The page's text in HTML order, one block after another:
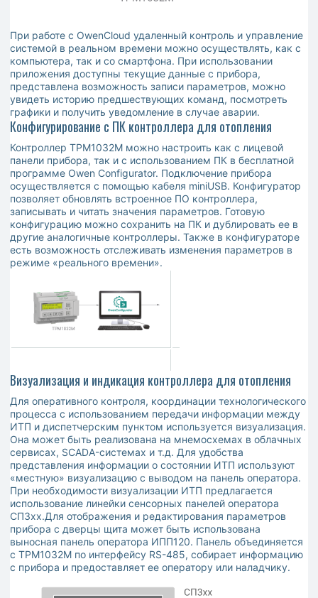
При работе с OwenСloud удаленный контроль и управление
системой в реальном времени можно осуществлять, как с
компьютера, так и со смартфона. При использовании
приложения доступны текущие данные с прибора,
представлена возможность записи параметров, можно
увидеть историю предшествующих команд, посмотреть
графики и получить уведомление в случае аварии.
Конфигурирование с ПК контроллера для отопления
Контроллер ТРМ1032М можно настроить как с лицевой
панели прибора, так и с использованием ПК в бесплатной
программе Owen Configurator. Подключение прибора
осуществляется с помощью кабеля miniUSB. Конфигуратор
позволяет обновлять встроенное ПО контроллера,
записывать и читать значения параметров. Готовую
конфигурацию можно сохранить на ПК и дублировать ее в
другие аналогичные контроллеры. Также в конфигураторе
есть возможность отслеживать изменения параметров в
режиме «реального времени».
Визуализация и индикация контроллера для отопления
Для оперативного контроля, координации технологического
процесса с использованием передачи информации между
ИТП и диспетчерским пунктом используется визуализация.
Она может быть реализована на мнемосхемах в облачных
сервисах, SCADA-системах и т.д. Для удобства
представления информации о состоянии ИТП используют
«местную» визуализацию с выводом на панель оператора.
При необходимости визуализации ИТП предлагается
использование линейки сенсорных панелей оператора
СП3хх.Для отображения и редактирования параметров
прибора с дверцы щита может быть использована
выносная панель оператора ИПП120. Панель объединяется
с ТРМ1032М по интерфейсу RS-485, собирает информацию
с прибора и предоставляет ее оператору или наладчику.